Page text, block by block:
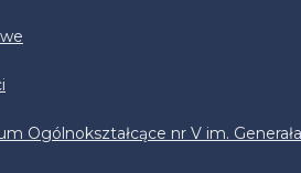
Ogólnokształcące nr V im.